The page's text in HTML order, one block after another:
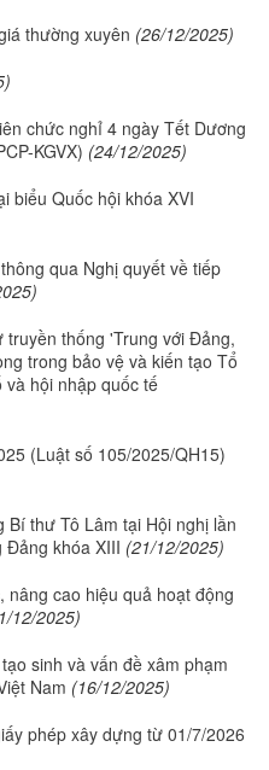
thường xuyên (26/12/2025)
chức nghỉ 4 ngày Tết Dương
KGVX) (24/12/2025)
biểu Quốc hội khóa XVI
qua Nghị quyết về tiếp
truyền thống 'Trung với Đảng,
trong bảo vệ và kiến tạo Tổ
hội nhập quốc tế
(Luật số 105/2025/QH15)
Bí thư Tô Lâm tại Hội nghị lần
Đảng khóa XIII (21/12/2025)
cao hiệu quả hoạt động
12/2025)
sinh và vấn đề xâm phạm
Nam (16/12/2025)
phép xây dựng từ 01/7/2026